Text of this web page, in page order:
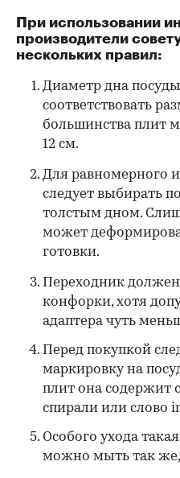
При использовании
производители
нескольких правил:
Диаметр дна
соответствовать
большинства плит
12 см.
Для равномерного
следует выбирать
толстым дном.
может
готовки.
Переходник
конфорки, хотя
адаптера чуть
Перед покупкой
маркировку на
плит она содержит
спирали или слово
Особого ухода
можно мыть так же,